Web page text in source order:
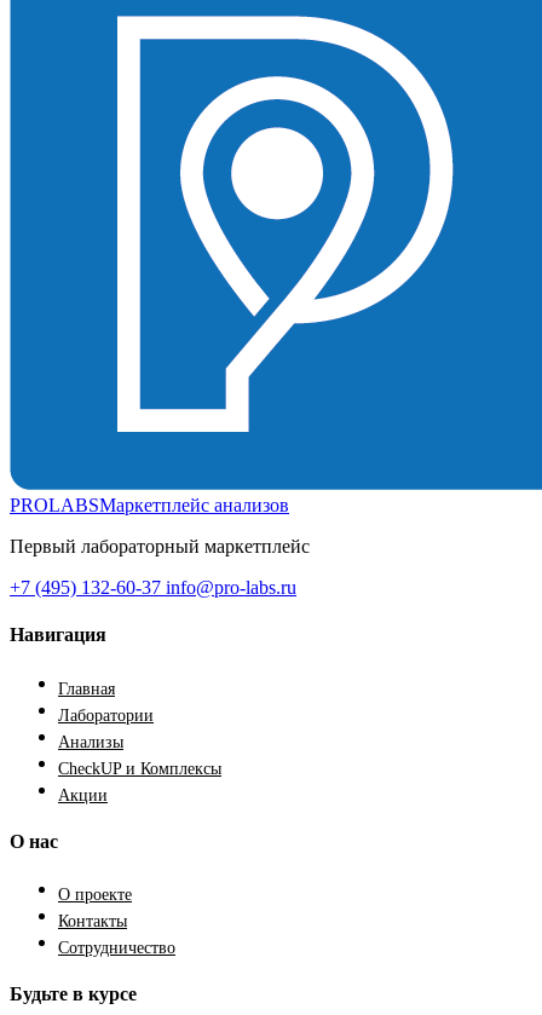
PROLABSМаркетплейс анализов
Первый лабораторный маркетплейс
+7 (495) 132-60-37 info@pro-labs.ru
Навигация
Главная
Лаборатории
Анализы
CheckUP и Комплексы
Акции
О нас
О проекте
Контакты
Сотрудничество
Будьте в курсе